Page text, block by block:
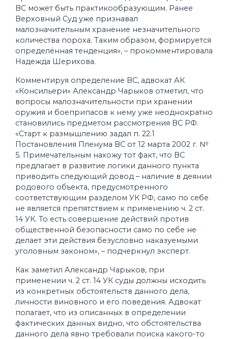
ВС может быть практикообразующим. Ранее
Верховный Суд уже признавал
малозначительным хранение незначительного
количества пороха. Таким образом, формируется
определённая тенденция», – прокомментировала
Надежда Шерихова.
Комментируя определение ВС, адвокат АК
«Консильери» Александр Чарыков отметил, что
вопросы малозначительности при хранении
оружия и боеприпасов к нему уже неоднократно
становились предметом рассмотрения ВС РФ.
«Старт к размышлению задал п. 22.1
Постановления Пленума ВС от 12 марта 2002 г. №
5. Примечательным нахожу тот факт, что ВС
предлагает в развитие логики данного пункта
приводить следующий довод – наличие в деянии
родового объекта, предусмотренного
соответствующим разделом УК РФ, само по себе
не является препятствием к применению ч. 2 ст.
14 УК. То есть совершение действий против
общественной безопасности само по себе не
делает эти действия безусловно наказуемыми
уголовным законом», – подчеркнул эксперт.
Как заметил Александр Чарыков, при
применении ч. 2 ст. 14 УК суды должны исходить
из конкретных обстоятельств данного дела,
личности виновного и его поведения. Адвокат
полагает, что из описанных в определении
фактических данных видно, что обстоятельства
данного дела явно требовали поиска какого-то